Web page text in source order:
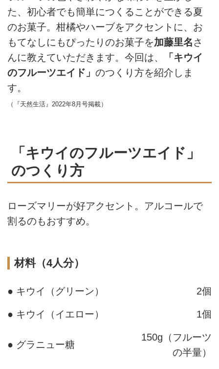
た、初心者でも簡単につくることができる夏
のお菓子。柑橘やハーブをアクセントに、お
もてなしにもぴったりのお菓子を加藤里名さ
んに教えていただきます。今回は、
「キウイ
のフルーツエイド」 のつくり方を紹介しま
す。
（『天然生活』2022年8月号掲載）
「キウイのフルーツエイド」
のつくり方
ローズマリーが好アクセント。アルコールで
割るのもおすすめ。
材料（4人分）
● キウイ（グリーン） 2個
● キウイ（イエロー） 1個
● グラニュー糖
150g（フルーツ
の半量）